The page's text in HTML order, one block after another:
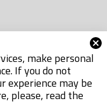
make personal
If you do not
experience may be
please, read the